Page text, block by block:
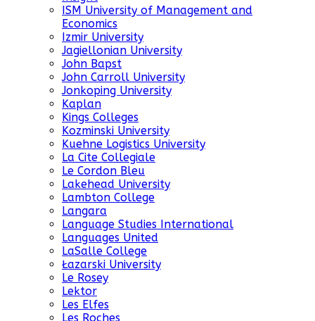
ISM University of Management and
Economics
Izmir University
Jagiellonian University
John Bapst
John Carroll University
Jonkoping University
Kaplan
Kings Colleges
Kozminski University
Kuehne Logistics University
La Cite Collegiale
Le Cordon Bleu
Lakehead University
Lambton College
Langara
Language Studies International
Languages United
LaSalle College
Łazarski University
Le Rosey
Lektor
Les Elfes
Les Roches